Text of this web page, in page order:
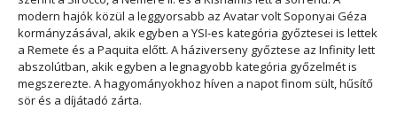
modern hajók közül a leggyorsabb az Avatar volt Soponyai Géza
kormányzásával, akik egyben a YSI-es kategória győztesei is lettek
a Remete és a Paquita előtt. A háziverseny győztese az Infinity lett
abszolútban, akik egyben a legnagyobb kategória győzelmét is
megszerezte. A hagyományokhoz híven a napot finom sült, hűsítő
sör és a díjátadó zárta.